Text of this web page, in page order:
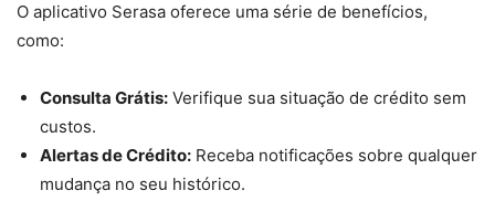
O aplicativo Serasa oferece uma série de benefícios,
como:
Consulta Grátis: Verifique sua situação de crédito sem
custos.
Alertas de Crédito: Receba notificações sobre qualquer
mudança no seu histórico.